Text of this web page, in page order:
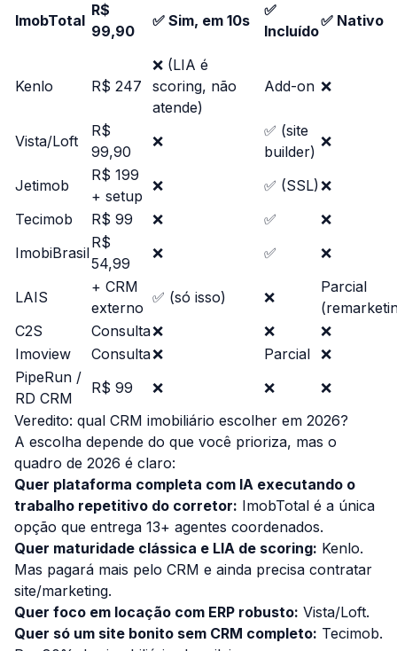
ImobTotal
R$
99,90
✅ Sim, em 10s
✅
Incluído
✅ Nativo
Kenlo R$ 247
❌ (LIA é
scoring, não
atende)
Add-on ❌
Vista/Loft
R$
99,90
❌
✅ (site
builder)
❌
Jetimob
R$ 199
+ setup
❌ ✅ (SSL)❌
Tecimob
R$ 99 ❌ ✅
❌
ImobiBrasil
R$
54,99
❌ ✅ ❌
LAIS
+ CRM
externo
✅ (só isso) ❌
Parcial
C2S
Consulta❌ ❌
❌
Imoview
Consulta❌ Parcial ❌
PipeRun /
RD CRM
R$ 99 ❌ ❌
❌
Veredito: qual CRM imobiliário escolher em 2026?
A escolha depende do que você prioriza, mas o
quadro de 2026 é claro:
Quer plataforma completa com IA executando o
trabalho repetitivo do corretor: ImobTotal é a única
opção que entrega 13+ agentes coordenados.
Quer maturidade clássica e LIA de scoring: Kenlo.
Mas pagará mais pelo CRM e ainda precisa contratar
site/marketing.
Quer foco em locação com ERP robusto: Vista/Loft.
Quer só um site bonito sem CRM completo: Tecimob.